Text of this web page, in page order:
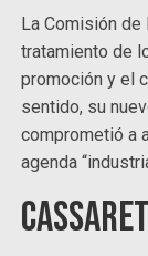
La Comisión
tratamiento de
promoción y el
sentido, su
comprometió a
agenda